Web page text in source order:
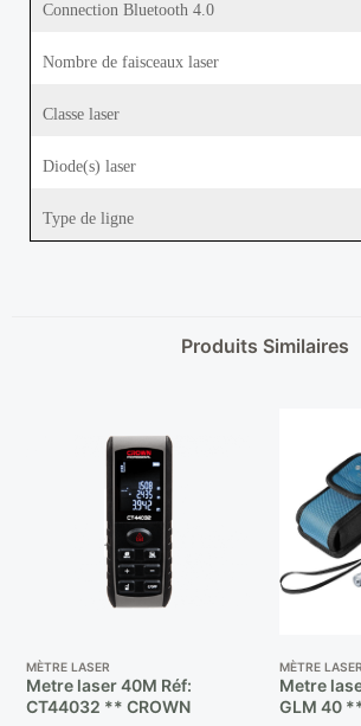
Connection Bluetooth 4.0
Nombre de faisceaux laser
Classe laser
Diode(s) laser
Type de ligne
Produits Similaires
MÈTRE LASER
Metre laser 40M Réf:
CT44032 ** CROWN
MÈTRE LASER
Metre
GLM 40